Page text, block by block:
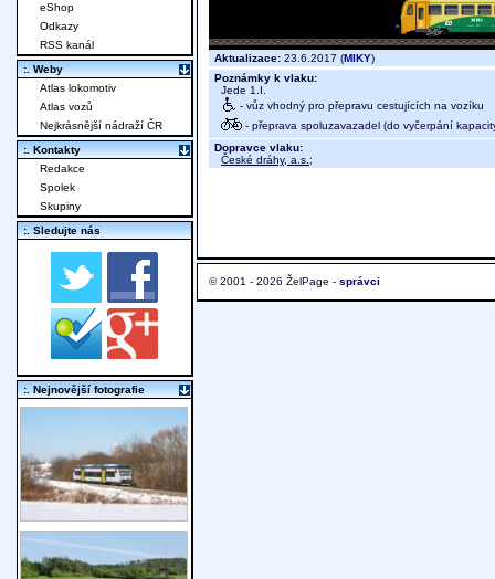
Aktualizace: 23.6.2017 (MIKY)
Poznámky k vlaku:
Jede 1.I.
- vůz vhodný pro přepravu cestujících na vozíku
- přeprava spoluzavazadel (do vyčerpání
Dopravce vlaku:
České dráhy, a.s. ;
© 2001 - 2026 ŽelPage - správci
eShop
Odkazy
RSS kanál
:. Weby
Atlas lokomotiv
Atlas vozů
Nejkrásnější nádraží ČR
:. Kontakty
Redakce
Spolek
Skupiny
:. Sledujte nás
:. Nejnovější fotografie